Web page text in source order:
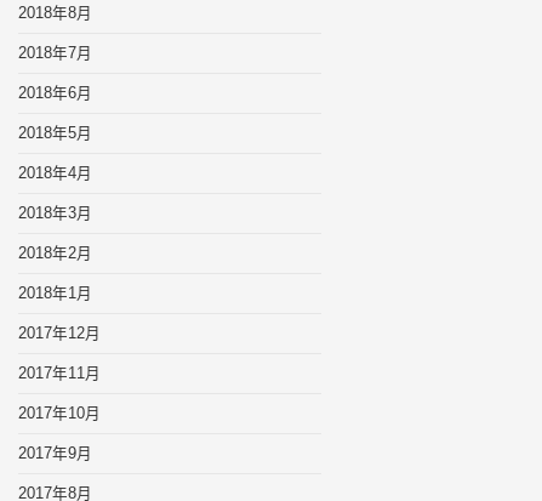
2018年8月
2018年7月
2018年6月
2018年5月
2018年4月
2018年3月
2018年2月
2018年1月
2017年12月
2017年11月
2017年10月
2017年9月
2017年8月